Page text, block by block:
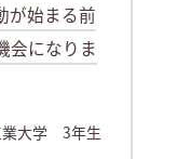
が始まる前
会になりま
業大学 3年生